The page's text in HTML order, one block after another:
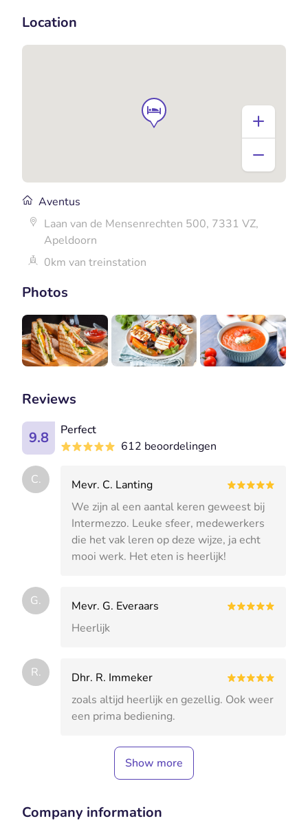
Photos
Reviews
9.8
Perfect
612 beoordelingen
C.
Mevr. C. Lanting
We zijn al een aantal keren geweest bij
Intermezzo. Leuke sfeer, medewerkers
die het vak leren op deze wijze, ja echt
mooi werk. Het eten is heerlijk!
G.
Mevr. G. Everaars
Heerlijk
R.
Dhr. R. Immeker
zoals altijd heerlijk en gezellig. Ook weer
een prima bediening.
Show more
Location
Aventus
Laan van de Mensenrechten 500, 7331 VZ,
Apeldoorn
0km van treinstation
Company information